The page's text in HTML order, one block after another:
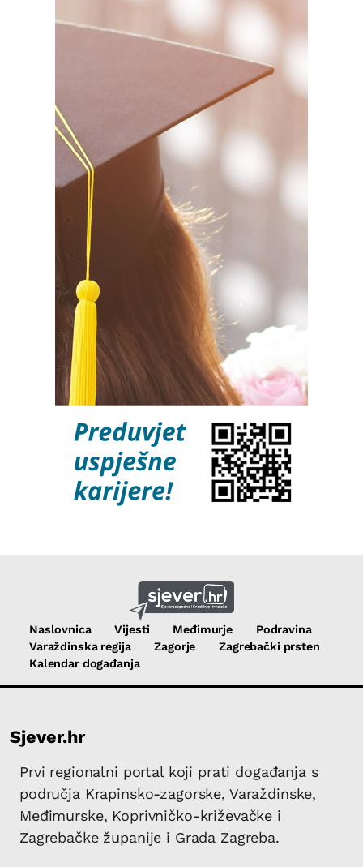
Naslovnica Vijesti Međimurje
Podravina
Varaždinska regija
Zagorje
Zagrebački prsten
Kalendar događanja
Sjever.hr
Prvi regionalni portal koji prati događanja s
područja Krapinsko-zagorske, Varaždinske,
Međimurske, Koprivničko-križevačke i
Zagrebačke županije i Grada Zagreba.